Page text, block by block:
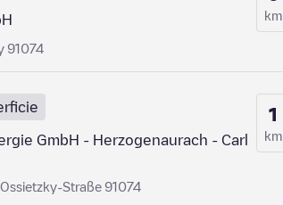
91074
km
GmbH - Herzogenaurach - Carl
Straße 91074
1
km